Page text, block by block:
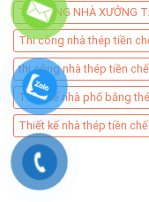
THI CÔNG NHÀ XƯỞNG
Thi công nhà thép tiền
thi công nhà thép tiền
Thiết kế nhà phố bằng
Thiết kế nhà thép tiền